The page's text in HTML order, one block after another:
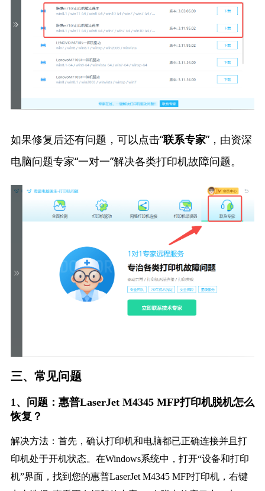
如果修复后还有问题，可以点击“联系专家”，由资深
电脑问题专家“一对一”解决各类打印机故障问题。
三、常见问题
1、问题：惠普LaserJet M4345 MFP打印机脱机怎么
恢复？
解决方法：首先，确认打印机和电脑都已正确连接并且打
印机处于开机状态。在Windows系统中，打开“设备和打印
机”界面，找到您的惠普LaserJet M4345 MFP打印机，右键